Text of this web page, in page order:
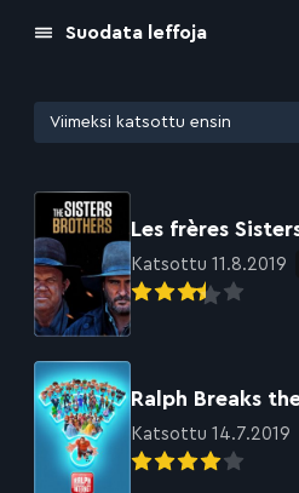
Suodata leffoja
Les frères
Katsottu 11.8.2019
Ralph Breaks
Katsottu 14.7.2019